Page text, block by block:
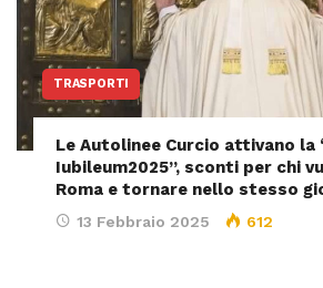
TRASPORTI
Le Autolinee Curcio attivano la
Iubileum2025”, sconti per chi
Roma e tornare nello stesso
13 Febbraio 2025 612